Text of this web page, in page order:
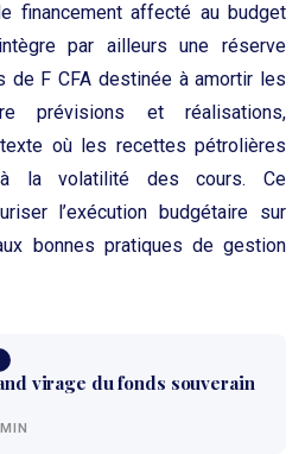
financement affecté au budget
par ailleurs une réserve
de F CFA destinée à amortir les
prévisions et réalisations,
où les recettes pétrolières
à la volatilité des cours. Ce
l’exécution budgétaire sur
bonnes pratiques de gestion
virage du fonds souverain